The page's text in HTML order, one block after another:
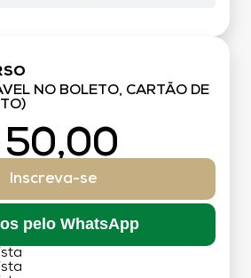
NO BOLETO, CARTÃO DE
50,00
Inscreva-se
pelo WhatsApp